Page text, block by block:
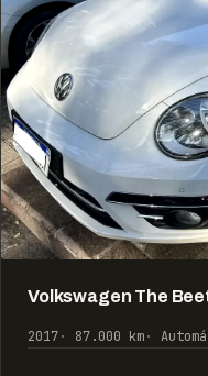
Volkswagen The
2017 87.000 km